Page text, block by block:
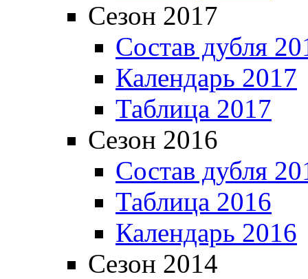
Сезон 2017
Состав дубля
Календарь 2017
Таблица 2017
Сезон 2016
Состав дубля
Таблица 2016
Календарь 2016
Сезон 2014